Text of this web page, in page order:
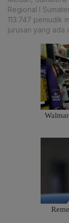
Regional I
113.747 pemudik
jurusan yang ada